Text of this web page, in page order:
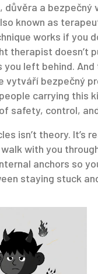
, důvěra a bezpečný
known as
works if you
therapist doesn’t
you left behind. And
vytváří bezpečný
carrying this
safety, control,
isn’t theory. It’s
with you
anchors so
staying stuck